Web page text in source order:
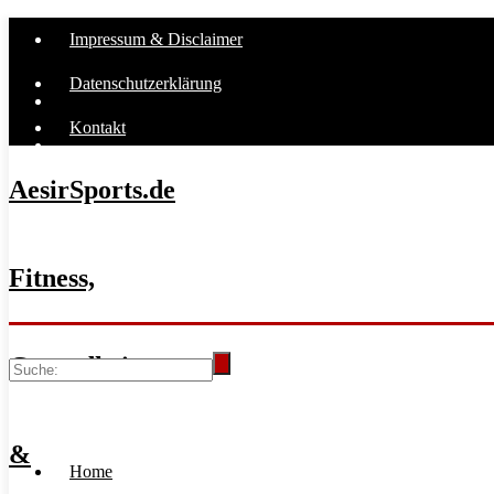
Impressum & Disclaimer
Datenschutzerklärung
Kontakt
AesirSports.de
Fitness,
Gesundheit
&
Home